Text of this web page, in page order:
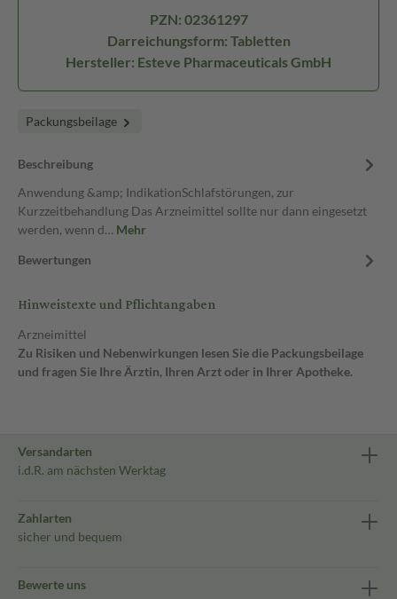
PZN: 02361297
Darreichungsform: Tabletten
Hersteller: Esteve Pharmaceuticals GmbH
Packungsbeilage
Beschreibung
Anwendung &amp; IndikationSchlafstörungen, zur
Kurzzeitbehandlung Das Arzneimittel sollte nur dann eingesetzt
werden, wenn d… Mehr
Bewertungen
Hinweistexte und Pflichtangaben
Arzneimittel
Zu Risiken und Nebenwirkungen lesen Sie die Packungsbeilage
und fragen Sie Ihre Ärztin, Ihren Arzt oder in Ihrer Apotheke.
Versandarten
i.d.R. am nächsten Werktag
Zahlarten
sicher und bequem
Bewerte uns